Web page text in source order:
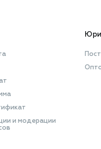
и модерации